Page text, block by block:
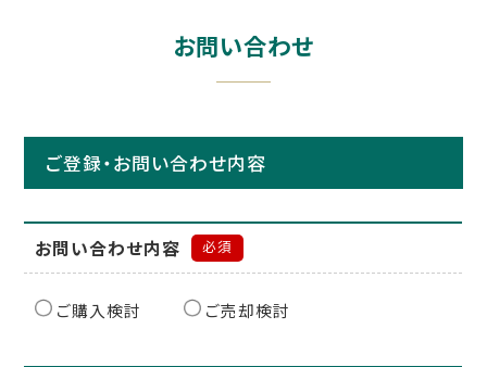
お問い合わせ
ご登録・お問い合わせ内容
お問い合わせ内容 必須
ご購入検討 ご売却検討